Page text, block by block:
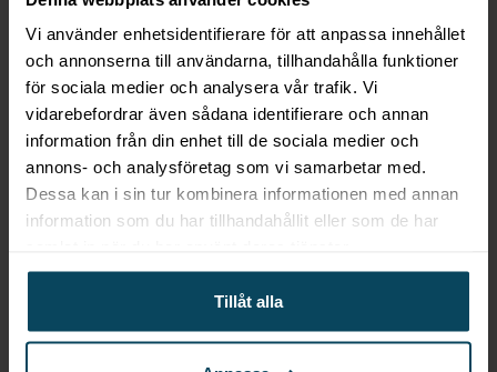
Vi använder enhetsidentifierare för att anpassa innehållet
och annonserna till användarna, tillhandahålla funktioner
för sociala medier och analysera vår trafik. Vi
vidarebefordrar även sådana identifierare och annan
information från din enhet till de sociala medier och
annons- och analysföretag som vi samarbetar med.
Dessa kan i sin tur kombinera informationen med annan
information som du har tillhandahållit eller som de har
Tillåt alla
Bordsskiva Laminat vit
68×68
660kr
(Exkl. moms)
KÖP
Select, Barstol ”Birger”
i wenge med svart
konstläder
2 159,20kr
(Exkl. moms)
KÖP